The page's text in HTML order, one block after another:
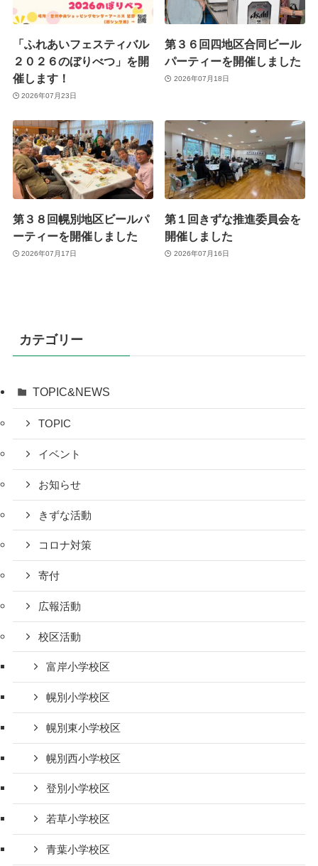
「ふれあいフェスティバル
２０２６のぼりべつ」を開
催します！
2026年07月23日
第３６回四地区合同ビール
パーティーを開催しました
2026年07月18日
第３８回幌別地区ビールパ
ーティーを開催しました
2026年07月17日
第１回きずな推進委員会を
開催しました
2026年07月16日
カテゴリー
TOPIC&NEWS
TOPIC
イベント
お知らせ
きずな活動
コロナ対策
寄付
広報活動
校区活動
富岸小学校区
幌別小学校区
幌別東小学校区
幌別西小学校区
登別小学校区
若草小学校区
青葉小学校区